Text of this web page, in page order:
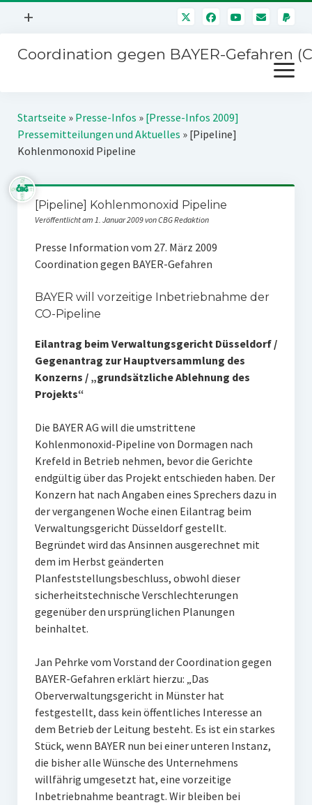
Menü
+
Mitmachen
Über uns
Kontakt
Impressum
Störfälle
Coordination gegen BAYER-Gefahren
Menü
öffnen
Kampagnen
Stichwort BAYER
Jahrestagung
Startseite » Presse-Infos » [Presse-Infos 2009]
Pressemitteilungen und Aktuelles » [Pipeline]
Kohlenmonoxid Pipeline
[Pipeline] Kohlenmonoxid Pipeline
Veröffentlicht am 1. Januar 2009 von CBG Redaktion
Presse Information vom 27. März 2009
Coordination gegen BAYER-Gefahren
BAYER will vorzeitige Inbetriebnahme der
CO-Pipeline
Eilantrag beim Verwaltungsgericht Düsseldorf /
Gegenantrag zur Hauptversammlung des
Konzerns / „grundsätzliche Ablehnung des
Projekts“
Die BAYER AG will die umstrittene
Kohlenmonoxid-Pipeline von Dormagen nach
Krefeld in Betrieb nehmen, bevor die Gerichte
endgültig über das Projekt entschieden haben. Der
Konzern hat nach Angaben eines Sprechers dazu in
der vergangenen Woche einen Eilantrag beim
Verwaltungsgericht Düsseldorf gestellt.
Begründet wird das Ansinnen ausgerechnet mit
dem im Herbst geänderten
Planfeststellungsbeschluss, obwohl dieser
sicherheitstechnische Verschlechterungen
gegenüber den ursprünglichen Planungen
beinhaltet.
Jan Pehrke vom Vorstand der Coordination gegen
BAYER-Gefahren erklärt hierzu: „Das
Oberverwaltungsgericht in Münster hat
festgestellt, dass kein öffentliches Interesse an
dem Betrieb der Leitung besteht. Es ist ein starkes
Stück, wenn BAYER nun bei einer unteren Instanz,
die bisher alle Wünsche des Unternehmens
willfährig umgesetzt hat, eine vorzeitige
Inbetriebnahme beantragt. Wir bleiben bei